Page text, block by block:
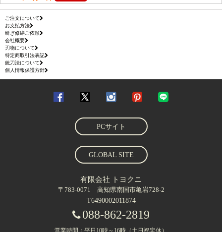
ご注文について
お支払方法
研ぎ修繕ご依頼
会社概要
刃物について
特定商取引法表記
銃刀法について
個人情報保護方針
PCサイト
GLOBAL SITE
有限会社 トヨクニ
〒783-0071 高知県南国市亀岩728-2
T6490002011874
088-862-2819
営業時間：平日10時～16時（土日祝定休）